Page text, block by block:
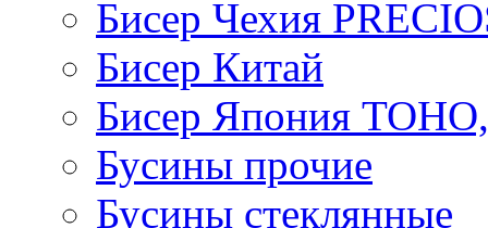
Бисер Чехия
Бисер Китай
Бисер Япония
Бусины прочие
Бусины стеклянные